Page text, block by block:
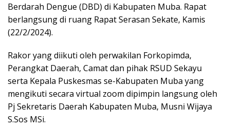
Berdarah Dengue (DBD) di Kabupaten Muba. Rapat
berlangsung di ruang Rapat Serasan Sekate, Kamis
(22/2/2024).
Rakor yang diikuti oleh perwakilan Forkopimda,
Perangkat Daerah, Camat dan pihak RSUD Sekayu
serta Kepala Puskesmas se-Kabupaten Muba yang
mengikuti secara virtual zoom dipimpin langsung oleh
Pj Sekretaris Daerah Kabupaten Muba, Musni Wijaya
S.Sos MSi.